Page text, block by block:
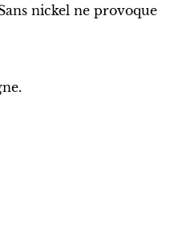
nickel ne provoque